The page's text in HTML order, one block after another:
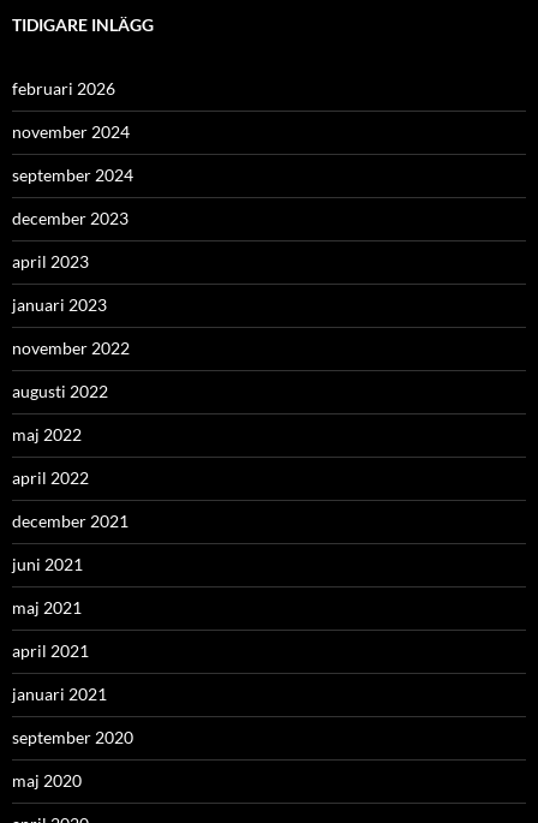
TIDIGARE INLÄGG
februari 2026
november 2024
september 2024
december 2023
april 2023
januari 2023
november 2022
augusti 2022
maj 2022
april 2022
december 2021
juni 2021
maj 2021
april 2021
januari 2021
september 2020
maj 2020